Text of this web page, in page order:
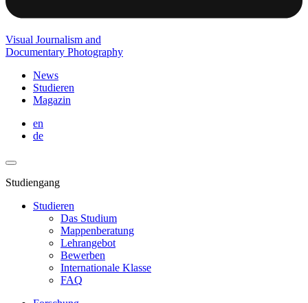
Visual Journalism and
Documentary Photography
News
Studieren
Magazin
en
de
Studiengang
Studieren
Das Studium
Mappenberatung
Lehrangebot
Bewerben
Internationale Klasse
FAQ